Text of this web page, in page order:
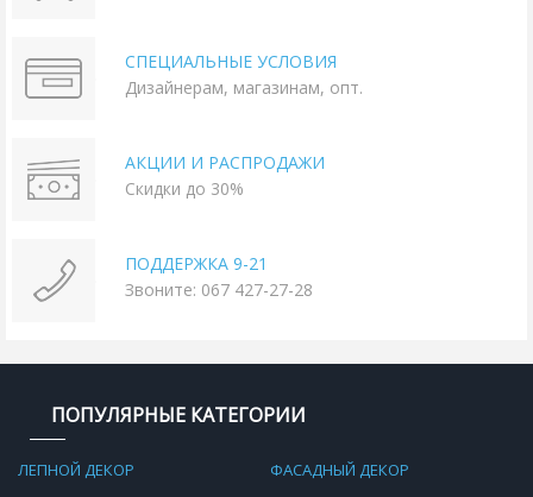
СПЕЦИАЛЬНЫЕ УСЛОВИЯ
Дизайнерам, магазинам, опт.
АКЦИИ И РАСПРОДАЖИ
Скидки до 30%
ПОДДЕРЖКА 9-21
Звоните: 067 427-27-28
ПОПУЛЯРНЫЕ КАТЕГОРИИ
ЛЕПНОЙ ДЕКОР
ФАСАДНЫЙ ДЕКОР